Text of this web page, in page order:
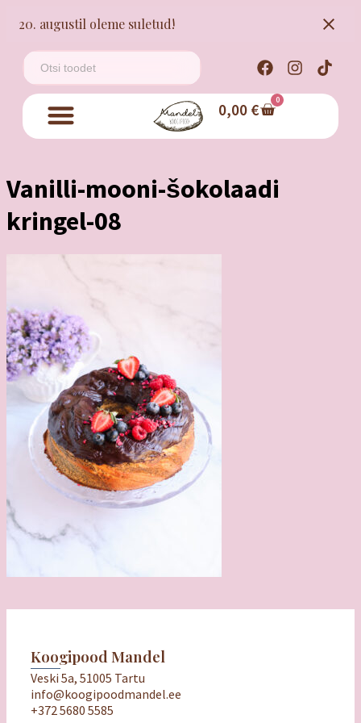
20. augustil oleme suletud!
0,00 € 0
Vanilli-mooni-šokolaadi
kringel-08
Koogipood Mandel
Veski 5a, 51005 Tartu
info@koogipoodmandel.ee
+372 5680 5585